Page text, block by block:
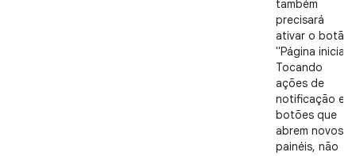
também
precisará
ativar o botão
"Página inicial".
Tocando
ações de
notificação e
botões que
abrem novos
painéis, não